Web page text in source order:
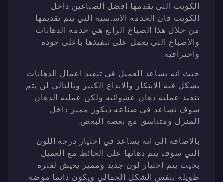
الكويت التي يقدمها افضل الصباغين داخل
الكويت فان الخدمه الاساسيه التي يتم تقديمها
من خلال هذا الصباغ الرائع هي خدمه الدهانات
والاصباغ التي يعمل على تنفيذها باعلى جوده
واحترافيه.
حيث انه يساعد العميل في تنفيذ اعمال الدهانات
بشكل فيه الابتكار والابداع الكبير وبالتالي لن يتم
تنفيذ عمليه دهان عشوائيه ولكن عمليه الدهان
سوف تساعد في صناعه ديكور مميز داخل
المنزل ومتناسق مع بعضه البعض.
بالاضافه الى انه يساعد في اختيار درجه اللون
التي سوف يتم دهانها على الحائط مع العميل
بحيث يتم اختيار لون جديد ومميز يعيش لفتره
طويله بنفس الشكل الجمالي ويكون دائما موضه